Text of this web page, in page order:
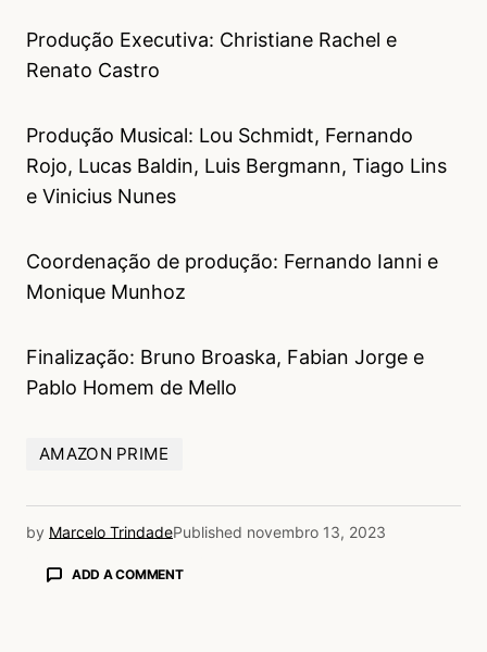
Produção Executiva: Christiane Rachel e
Renato Castro
Produção Musical: Lou Schmidt, Fernando
Rojo, Lucas Baldin, Luis Bergmann, Tiago Lins
e Vinicius Nunes
Coordenação de produção: Fernando Ianni e
Monique Munhoz
Finalização: Bruno Broaska, Fabian Jorge e
Pablo Homem de Mello
AMAZON PRIME
by Marcelo TrindadePublished novembro 13, 2023
ADD A COMMENT